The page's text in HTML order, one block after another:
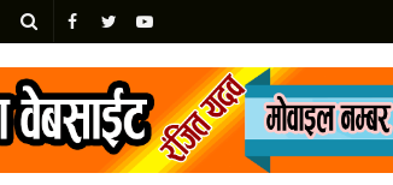
खोज्नुहोसFacebook
Twitter